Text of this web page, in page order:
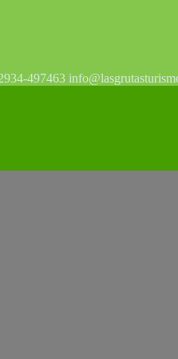
497463